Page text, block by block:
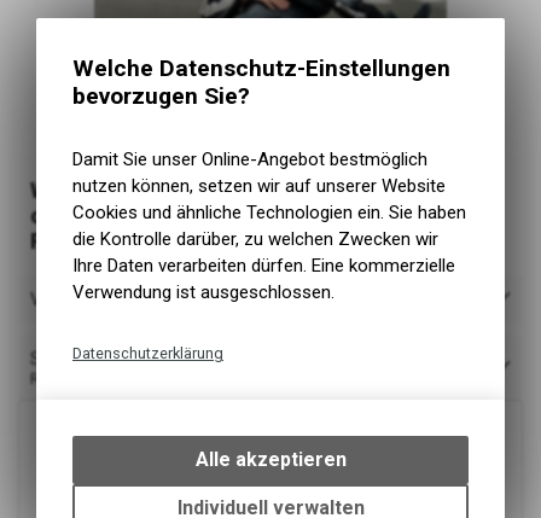
Wähle den für dich passenden Gutschein aus
oder melde dich unten direkt für eine
Fahrstunde an
Verfügbarkeit
Sortieren nach
Relevanz
Welche Datenschutz-Einstellungen
bevorzugen Sie?
Damit Sie unser Online-Angebot bestmöglich
nutzen können, setzen wir auf unserer Website
Cookies und ähnliche Technologien ein. Sie haben
die Kontrolle darüber, zu welchen Zwecken wir
Ihre Daten verarbeiten dürfen. Eine kommerzielle
Verwendung ist ausgeschlossen.
Datenschutzerklärung
bestimmte Interaktionen und
Einstellungen auf Ihrem Gerät,
um die grundlegenden
Alle akzeptieren
Individuell verwalten